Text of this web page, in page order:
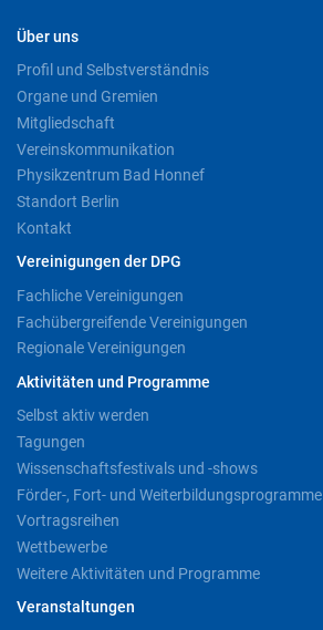
Über uns
Profil und Selbstverständnis
Organe und Gremien
Mitgliedschaft
Vereinskommunikation
Physikzentrum Bad Honnef
Standort Berlin
Kontakt
Vereinigungen der DPG
Fachliche Vereinigungen
Fachübergreifende Vereinigungen
Regionale Vereinigungen
Aktivitäten und Programme
Selbst aktiv werden
Tagungen
Wissenschaftsfestivals und -shows
Förder-, Fort- und Weiterbildungsprogramme
Vortragsreihen
Wettbewerbe
Weitere Aktivitäten und Programme
Veranstaltungen